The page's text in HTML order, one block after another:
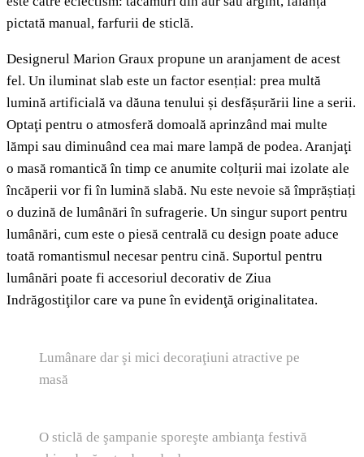
pictată manual, farfurii de sticlă.
Designerul Marion Graux propune un aranjament de acest
fel. Un iluminat slab este un factor esențial: prea multă
lumină artificială va dăuna tenului și desfășurării line a serii.
Optaţi pentru o atmosferă domoală aprinzând mai multe
lămpi sau diminuând cea mai mare lampă de podea. Aranjaţi
o masă romantică în timp ce anumite colțurii mai izolate ale
încăperii vor fi în lumină slabă. Nu este nevoie să împrăștiați
o duzină de lumânări în sufragerie. Un singur suport pentru
lumânări, cum este o piesă centrală cu design poate aduce
toată romantismul necesar pentru cină. Suportul pentru
lumânări poate fi accesoriul decorativ de Ziua
Indrăgostiţilor care va pune în evidenţă originalitatea.
Lumânare dar şi mici decoraţiuni atractive pe
masă
O sticlă de şampanie sporeşte ambianţa festivă